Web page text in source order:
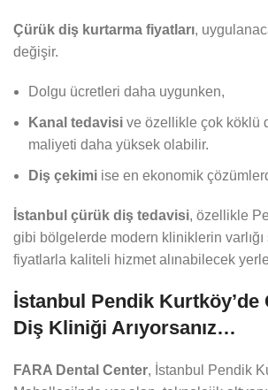
Çürük diş kurtarma fiyatları,
değişir.
Dolgu ücretleri daha uygunken,
Kanal tedavisi ve özellikle çok köklü
maliyeti daha yüksek olabilir.
Diş çekimi ise en ekonomik
İstanbul çürük diş tedavisi, özellikle
gibi bölgelerde modern kliniklerin
fiyatlarla kaliteli hizmet alınabilecek
İstanbul Pendik
Diş Kliniği Arıyorsanız…
FARA Dental Center, İstanbul Pendik